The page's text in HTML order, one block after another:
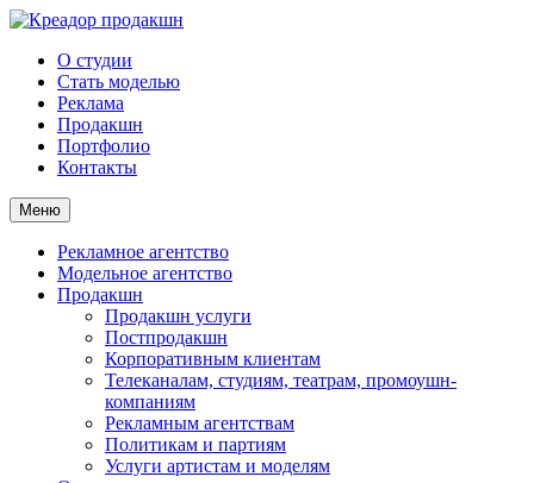
О студии
Стать моделью
Реклама
Продакшн
Портфолио
Контакты
Меню
Рекламное агентство
Модельное агентство
Продакшн
Продакшн услуги
Постпродакшн
Корпоративным клиентам
Телеканалам, студиям, театрам, промоушн-
компаниям
Рекламным агентствам
Политикам и партиям
Услуги артистам и моделям